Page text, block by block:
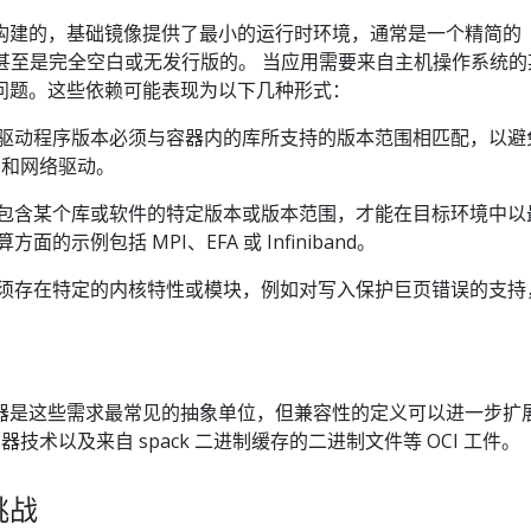
的，基础镜像提供了最小的运行时环境，通常是一个精简的
是完全空白或无发行版的。 当应用需要来自主机操作系统
。这些依赖可能表现为以下几种形式：
动程序版本必须与容器内的库所支持的版本范围相匹配，以
网络驱动。
含某个库或软件的特定版本或版本范围，才能在目标环境中
方面的示例包括 MPI、EFA 或 Infiniband。
存在特定的内核特性或模块，例如对写入保护巨页错误的支
这些需求最常见的抽象单位，但兼容性的定义可以进一步扩
技术以及来自 spack 二进制缓存的二进制文件等 OCI 工件。
战